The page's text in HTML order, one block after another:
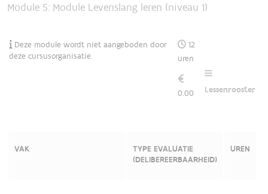
Module 5: Module Levenslang leren (niveau 1)
Deze module wordt niet aangeboden door
deze cursusorganisatie.
12
uren
0.00 Lessenrooster
VAK
TYPE EVALUATIE
(DELIBEREERBAARHEID)
UREN